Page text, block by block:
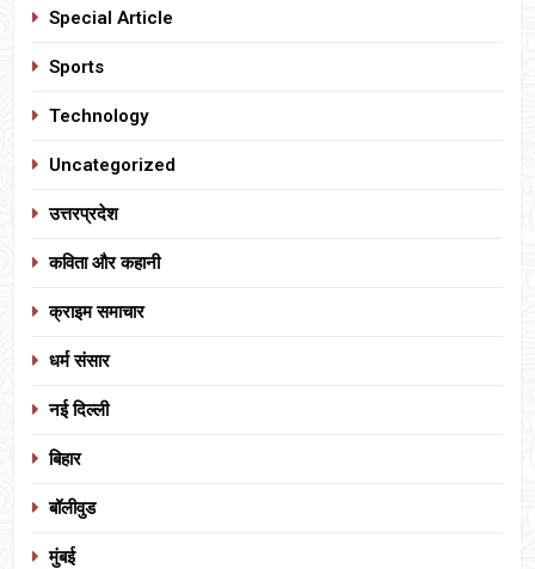
Special Article
Sports
Technology
Uncategorized
उत्तरप्रदेश
कविता और कहानी
क्राइम समाचार
धर्म संसार
नई दिल्ली
बिहार
बॉलीवुड
मुंबई